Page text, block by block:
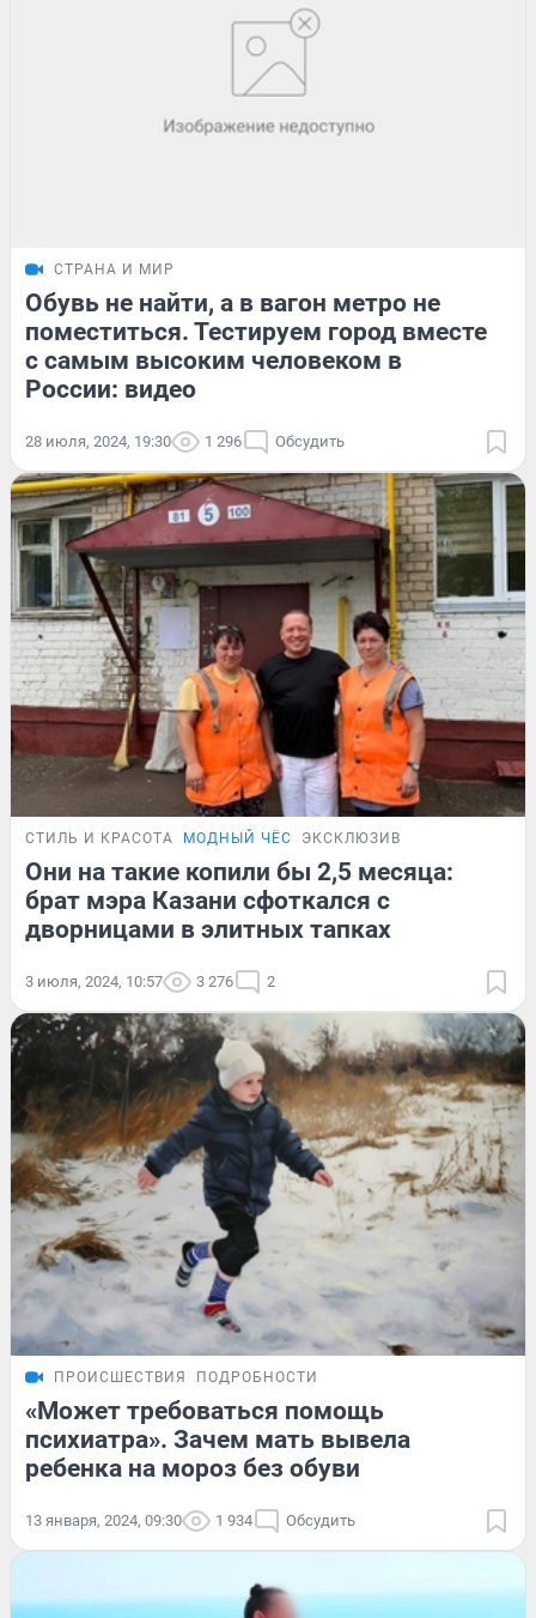
СТРАНА И МИР
Обувь не найти, а в вагон метро не
поместиться. Тестируем город вместе
с самым высоким человеком в
России: видео
28 июля, 2024, 19:30 1 296 Обсудить
СТИЛЬ И КРАСОТА МОДНЫЙ ЧЁС ЭКСКЛЮЗИВ
Они на такие копили бы 2,5 месяца:
брат мэра Казани сфоткался с
дворницами в элитных тапках
3 июля, 2024, 10:57 3 276 2
ПРОИСШЕСТВИЯ ПОДРОБНОСТИ
«Может требоваться помощь
психиатра». Зачем мать вывела
ребенка на мороз без обуви
13 января, 2024, 09:30 1 934 Обсудить